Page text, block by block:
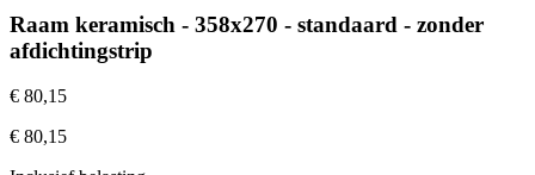
Raam keramisch - 358x270 - standaard - zonder
afdichtingstrip
€ 80,15
€ 80,15